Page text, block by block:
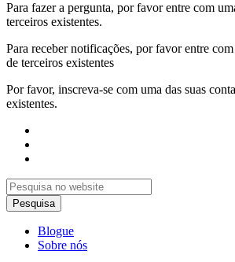
Para fazer a pergunta, por favor entre com
terceiros existentes.
Para receber notificações, por favor entre com
de terceiros existentes
Por favor, inscreva-se com uma das suas
existentes.
Blogue
Sobre nós